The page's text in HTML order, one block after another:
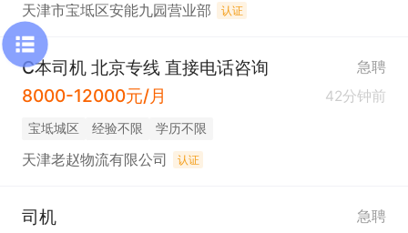
天津市宝坻区安能九园营业部 认证
C本司机 北京专线 直接电话咨询 急聘
8000-12000元/月 42分钟前
宝坻城区 经验不限 学历不限
天津老赵物流有限公司 认证
司机 急聘